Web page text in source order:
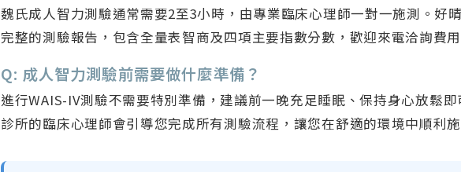
魏氏成人智力測驗通常需要2至3小時，由專業臨床心理師一對一施測。好
完整的測驗報告，包含全量表智商及四項主要指數分數，歡迎來電洽詢費
Q: 成人智力測驗前需要做什麼準備？
進行WAIS-IV測驗不需要特別準備，建議前一晚充足睡眠、保持身心放鬆
診所的臨床心理師會引導您完成所有測驗流程，讓您在舒適的環境中順利